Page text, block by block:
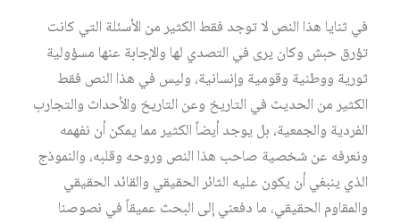
في ثنايا هذا النص لا توجد فقط الكثير من الأسئلة التي كانت
تؤرق حبش وكان يرى في التصدي لها والإجابة عنها مسؤولية
ثورية ووطنية وقومية وإنسانية، وليس في هذا النص فقط
الكثير من الحديث في التاريخ وعن التاريخ والأحداث والتجارب
الفردية والجمعية، بل يوجد أيضاً الكثير مما يمكن أن نفهمه
ونعرفه عن شخصية صاحب هذا النص وروحه وقلبه، والنموذج
الذي ينبغي أن يكون عليه الثائر الحقيقي والقائد الحقيقي
والمقاوم الحقيقي، ما دفعني إلى البحث عميقاً في نصوصنا